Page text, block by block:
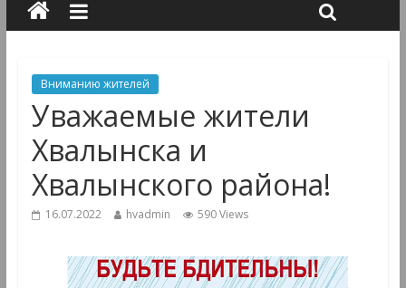
Вниманию жителей
Уважаемые жители
Хвалынска и
Хвалынского района!
16.07.2022 hvadmin 590 Views